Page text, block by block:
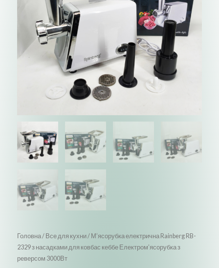
Головна/ Все для кухни/ М’ясорубка електрична Rainberg RB-
2329 з насадками для ковбас кеббе Електром’ясорубка з
реверсом 3000Вт